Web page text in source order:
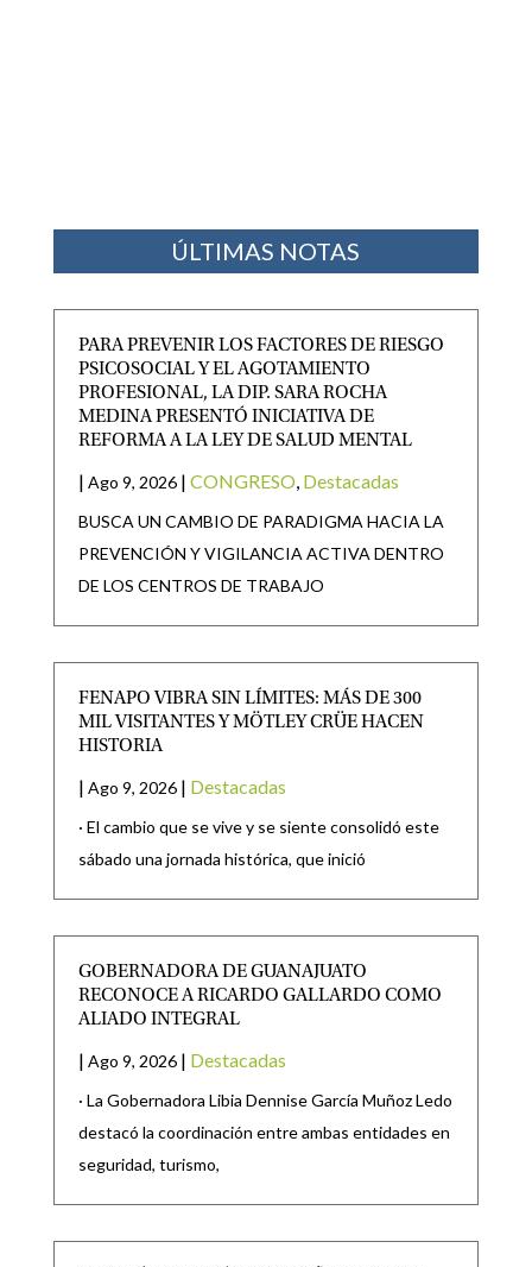
ÚLTIMAS NOTAS
PARA PREVENIR LOS FACTORES DE RIESGO
PSICOSOCIAL Y EL AGOTAMIENTO
PROFESIONAL, LA DIP. SARA ROCHA
MEDINA PRESENTÓ INICIATIVA DE
REFORMA A LA LEY DE SALUD MENTAL
| Ago 9, 2026 | CONGRESO, Destacadas
BUSCA UN CAMBIO DE PARADIGMA HACIA LA
PREVENCIÓN Y VIGILANCIA ACTIVA DENTRO
DE LOS CENTROS DE TRABAJO
FENAPO VIBRA SIN LÍMITES: MÁS DE 300
MIL VISITANTES Y MÖTLEY CRÜE HACEN
HISTORIA
| Ago 9, 2026 | Destacadas
· El cambio que se vive y se siente consolidó este
sábado una jornada histórica, que inició
GOBERNADORA DE GUANAJUATO
RECONOCE A RICARDO GALLARDO COMO
ALIADO INTEGRAL
| Ago 9, 2026 | Destacadas
· La Gobernadora Libia Dennise García Muñoz Ledo
destacó la coordinación entre ambas entidades en
seguridad, turismo,